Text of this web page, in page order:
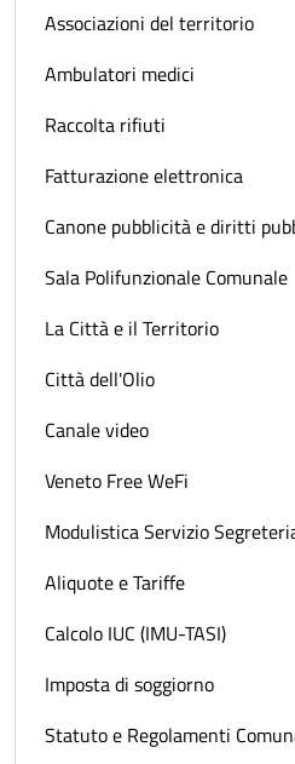
Associazioni del territorio
Ambulatori medici
Raccolta rifiuti
Fatturazione elettronica
Canone pubblicità e diritti
Sala Polifunzionale Comunale
La Città e il Territorio
Città dell'Olio
Canale video
Veneto Free WeFi
Modulistica Servizio
Aliquote e Tariffe
Calcolo IUC (IMU-TASI)
Imposta di soggiorno
Statuto e Regolamenti